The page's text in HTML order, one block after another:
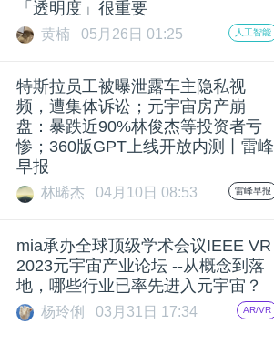
GAIR
题
机
「透明度」很重要
黄楠 05月26日 01:25 人工智能
特斯拉员工被曝泄露车主隐私视
频，遭集体诉讼；元宇宙房产崩
盘：暴跌近90%林俊杰等投资者亏
惨；360版GPT上线开放内测丨雷峰
早报
林晞杰 04月10日 08:53 雷峰早报
mia承办全球顶级学术会议IEEE VR
2023元宇宙产业论坛 --从概念到落
地，哪些行业已率先进入元宇宙？
杨玲俐 03月31日 17:34 AR/VR